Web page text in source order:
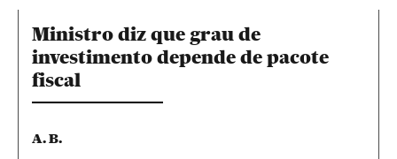
Ministro diz que grau de
investimento depende de pacote
fiscal
A. B.